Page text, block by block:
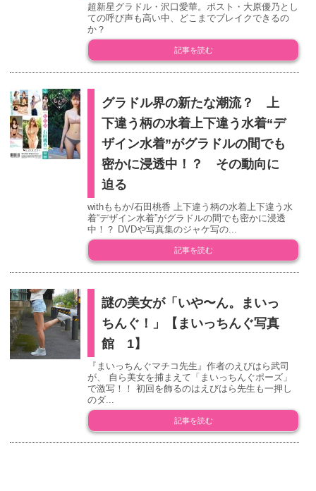
超新星グラドル・沢口愛華。ポスト・大原優乃とし
ての呼び声も高い中、どこまでブレイクできるの
か？
記事を読む
グラドル界の新たな潮流？ 上
下違う柄の水着上下違う水着“デ
ザイン水着”がグラドルの間でも
密かに浸透中！？ その動向に
迫る
withももか/石田桃香 上下違う柄の水着上下違う水
着“デザイン水着”がグラドルの間でも密かに浸透
中！？ DVDや写真集のジャケ写の...
記事を読む
謎の美女が「いや〜ん。まいっ
ちんぐ！」【まいっちんぐ写真
館 1】
『まいっちんぐマチコ先生』作者のえびはら武司
が、 自ら美女を捕まえて「まいっちんぐポーズ」
で激写！！ 初回を飾るのはえびはら先生も一押し
のダ...
記事を読む